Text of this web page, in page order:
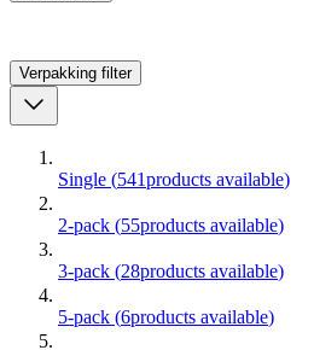
Verpakking filter
Single (541products available)
2-pack (55products available)
3-pack (28products available)
5-pack (6products available)